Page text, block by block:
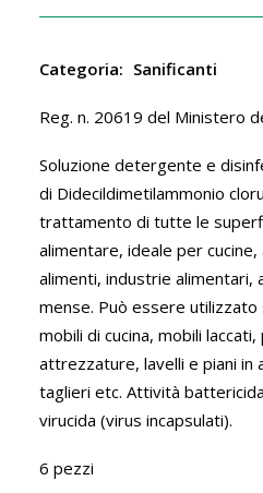
Categoria: Sanificanti
Reg. n. 20619 del Ministero
Soluzione detergente e
di Didecildimetilammonio
trattamento di tutte le
alimentare, ideale per
alimenti, industrie alimentari,
mense. Può essere
mobili di cucina, mobili
attrezzature, lavelli e piani in
taglieri etc. Attività
virucida (virus incapsulati).
6 pezzi